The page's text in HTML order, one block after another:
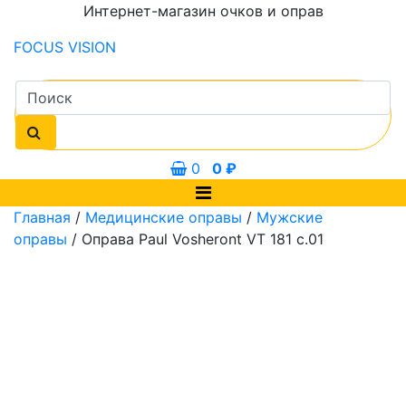
Интернет-магазин очков и оправ
FOCUS VISION
0 0 ₽
Главная / Медицинские оправы / Мужские
оправы / Оправа Paul Vosheront VT 181 с.01